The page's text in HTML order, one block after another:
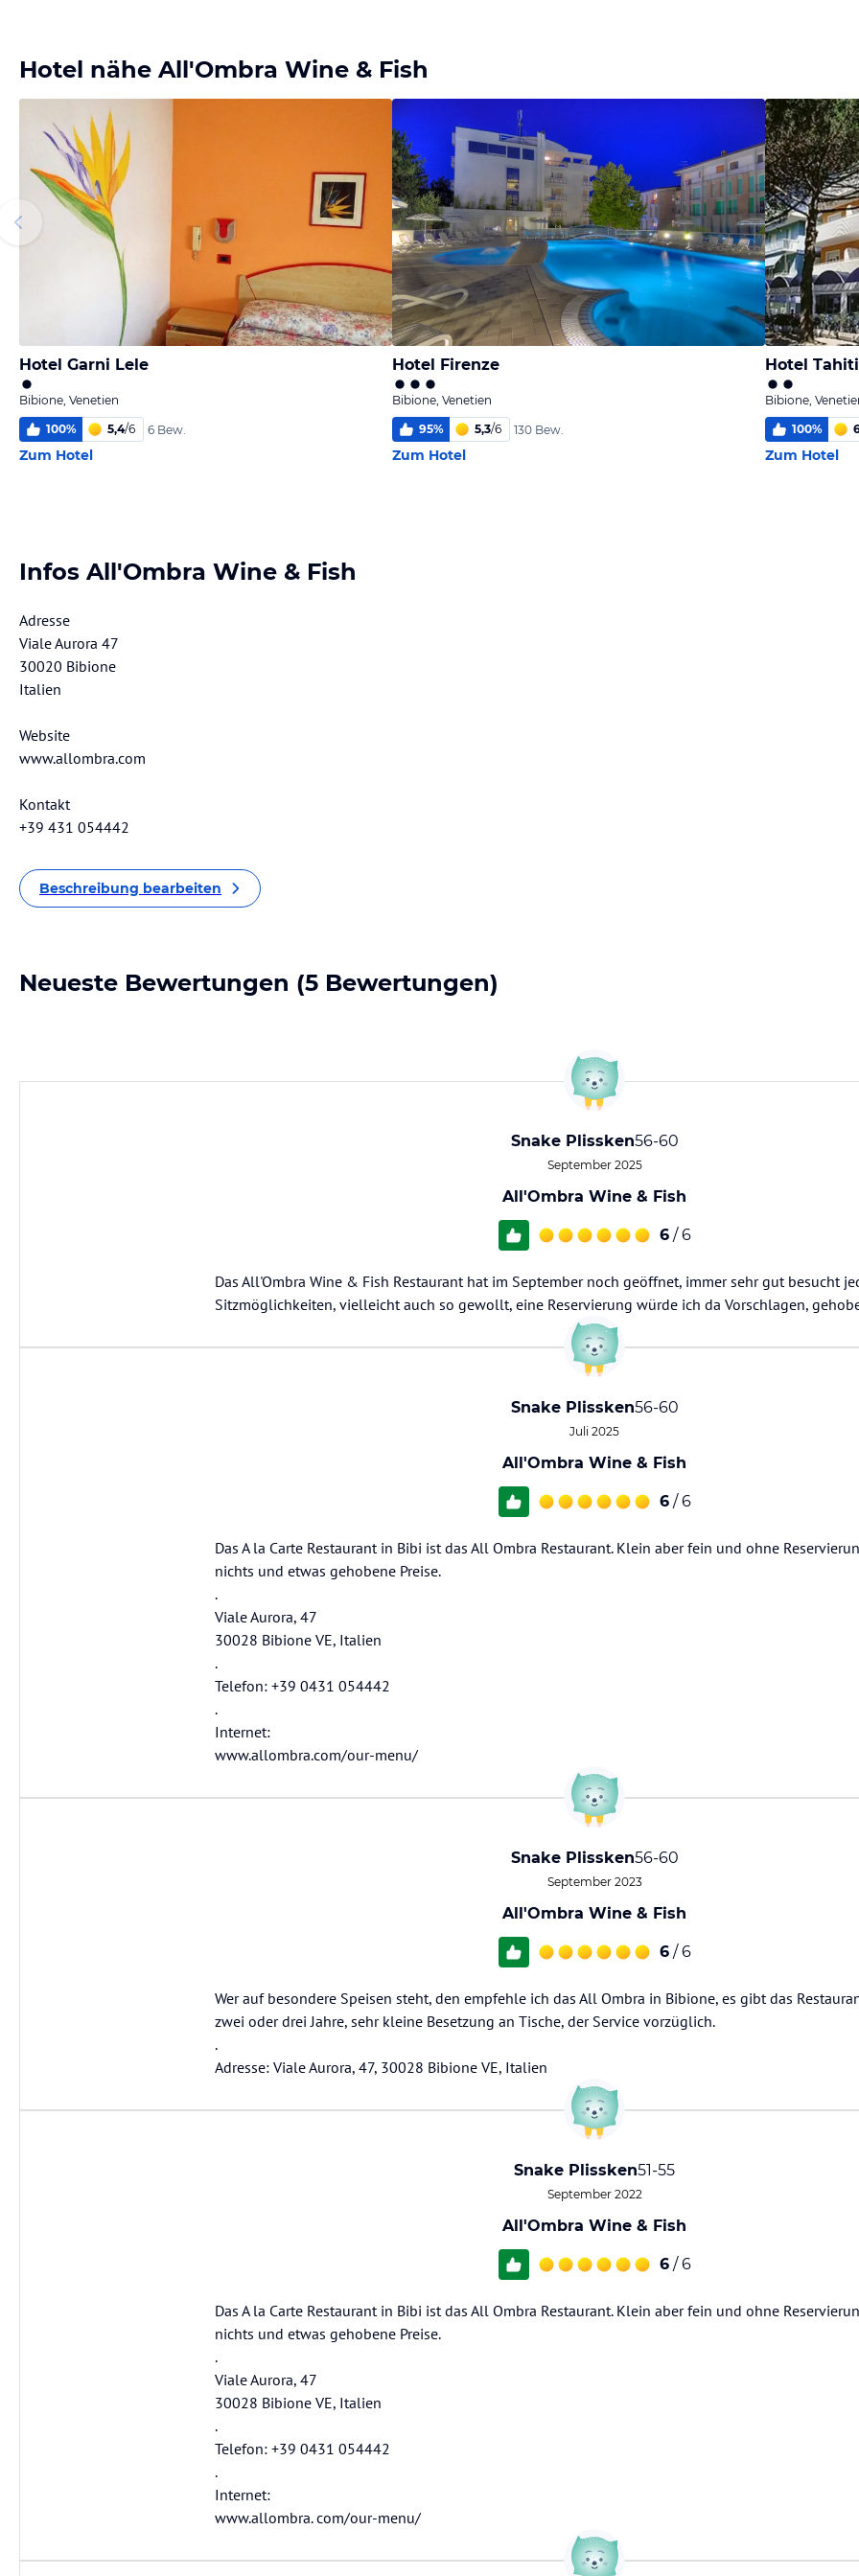
Hotel nähe All'Ombra Wine & Fish
Hotel Garni Lele
Bibione, Venetien
100% 5,4/6 6 Bew.
Zum Hotel
Hotel Firenze
Bibione, Venetien
95% 5,3/6 130 Bew.
Zum Hotel
Hotel
Bibione,
100%
Zum Hotel
Infos All'Ombra Wine & Fish
Adresse
Viale Aurora 47
30020 Bibione
Italien
Website
www.allombra.com
Kontakt
+39 431 054442
Beschreibung bearbeiten
Neueste Bewertungen (5 Bewertungen)
Snake Plissken56-60
September 2025
All'Ombra Wine & Fish
6 / 6
Das All'Ombra Wine & Fish Restaurant hat im September noch geöffnet, immer sehr gut besucht
Sitzmöglichkeiten, vielleicht auch so gewollt, eine Reservierung würde ich da Vorschlagen,
Snake Plissken56-60
Juli 2025
All'Ombra Wine & Fish
6 / 6
Das A la Carte Restaurant in Bibi ist das All Ombra Restaurant. Klein aber fein und ohne
nichts und etwas gehobene Preise.
.
Viale Aurora, 47
30028 Bibione VE, Italien
.
Telefon: +39 0431 054442
.
Internet:
www.allombra.com/our-menu/
Snake Plissken56-60
September 2023
All'Ombra Wine & Fish
6 / 6
Wer auf besondere Speisen steht, den empfehle ich das All Ombra in Bibione, es gibt das
zwei oder drei Jahre, sehr kleine Besetzung an Tische, der Service vorzüglich.
.
Adresse: Viale Aurora, 47, 30028 Bibione VE, Italien
Snake Plissken51-55
September 2022
All'Ombra Wine & Fish
6 / 6
Das A la Carte Restaurant in Bibi ist das All Ombra Restaurant. Klein aber fein und ohne
nichts und etwas gehobene Preise.
.
Viale Aurora, 47
30028 Bibione VE, Italien
.
Telefon: +39 0431 054442
.
Internet:
www.allombra. com/our-menu/